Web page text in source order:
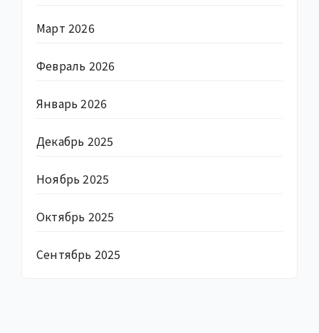
Март 2026
Февраль 2026
Январь 2026
Декабрь 2025
Ноябрь 2025
Октябрь 2025
Сентябрь 2025